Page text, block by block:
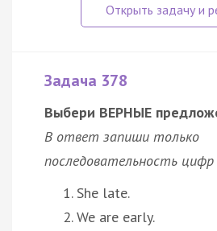
Задача 378
Выбери ВЕРНЫЕ
В ответ запиши только
последовательность цифр
She late.
We are early.